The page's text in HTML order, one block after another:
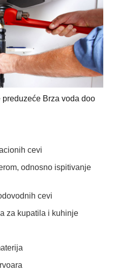
Brza voda doo
cevi
odnosno ispitivanje
cevi
za kupatila i kuhinje